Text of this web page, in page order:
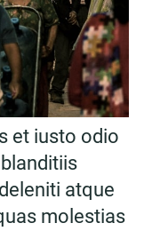
et iusto odio
atque
molestias